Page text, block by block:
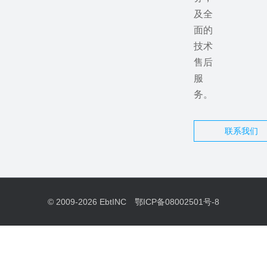
及全
面的
技术
售后
服
务。
联系我们
© 2009-2026 EbtINC 鄂ICP备08002501号-8